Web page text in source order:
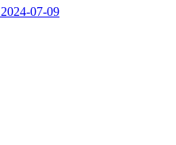
2024-07-09